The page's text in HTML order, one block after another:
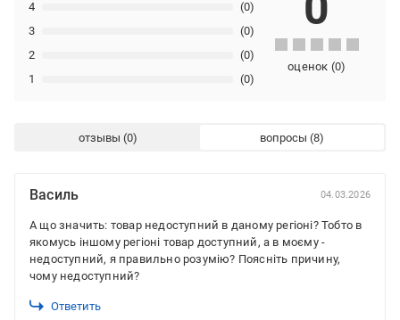
1 (0)
2 (0)
3 (0)
4 (0)
оценок (0)
отзывы вопросы
Василь 04.03.2026
А що значить: товар недоступний в даному регіоні? Тобто в
якомусь іншому регіоні товар доступний, а в моєму -
недоступний, я правильно розумію? Поясніть причину,
чому недоступний?
Ответить